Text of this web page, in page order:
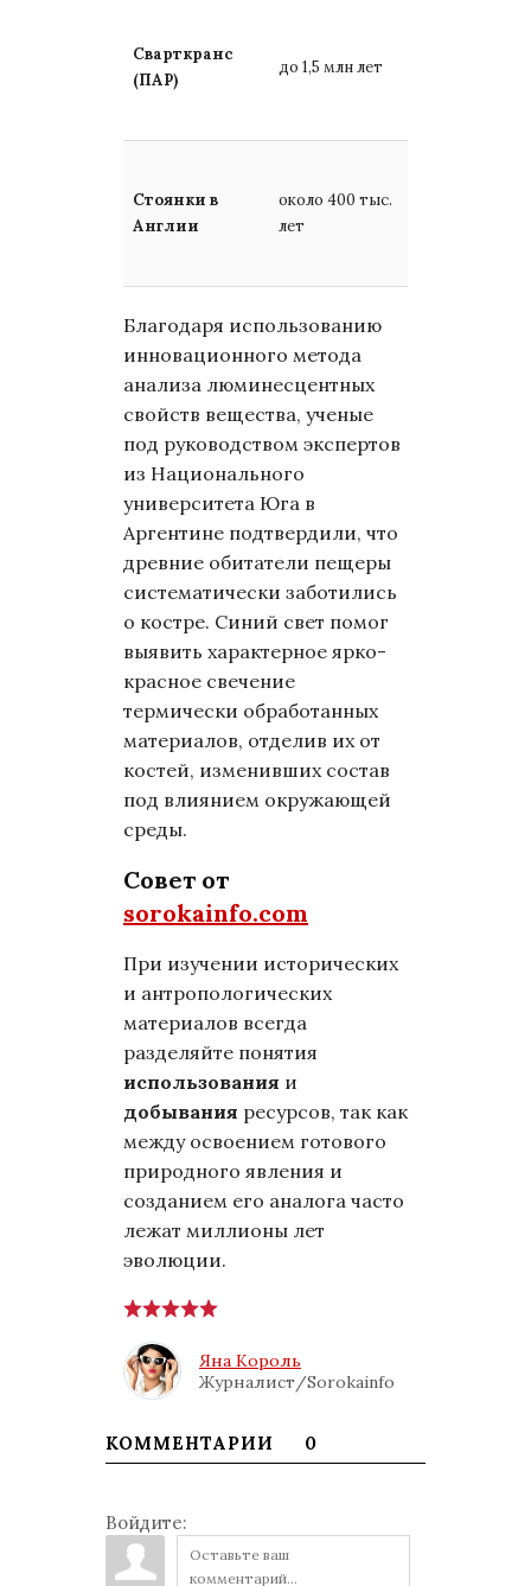
Сварткранс
(ПАР)
до 1,5 млн лет
Стоянки в
Англии
около 400 тыс.
лет
Благодаря использованию
инновационного метода
анализа люминесцентных
свойств вещества, ученые
под руководством экспертов
из Национального
университета Юга в
Аргентине подтвердили, что
древние обитатели пещеры
систематически заботились
о костре. Синий свет помог
выявить характерное ярко-
красное свечение
термически обработанных
материалов, отделив их от
костей, изменивших состав
под влиянием окружающей
среды.
Совет от
sorokainfo.com
При изучении исторических
и антропологических
материалов всегда
разделяйте понятия
использования и
добывания ресурсов, так как
между освоением готового
природного явления и
созданием его аналога часто
лежат миллионы лет
эволюции.
Яна Король
Журналист/Sorokainfo
КОММЕНТАРИИ 0
Войдите: